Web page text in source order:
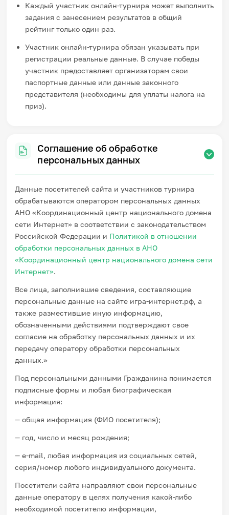
Каждый участник онлайн-турнира может выполнить
задания с занесением результатов в общий
рейтинг только один раз.
Участник онлайн-турнира обязан указывать при
регистрации реальные данные. В случае победы
участник предоставляет организаторам свои
паспортные данные или данные законного
представителя (необходимы для уплаты налога на
приз).
Соглашение об обработке
персональных данных
Данные посетителей сайта и участников турнира
обрабатываются оператором персональных данных
АНО «Координационный центр национального домена
сети Интернет» в соответствии с законодательством
Российской Федерации и Политикой в отношении
обработки персональных данных в АНО
«Координационный центр национального домена сети
Интернет».
Все лица, заполнившие сведения, составляющие
персональные данные на сайте игра-интернет.рф, а
также разместившие иную информацию,
обозначенными действиями подтверждают свое
согласие на обработку персональных данных и их
передачу оператору обработки персональных
данных.»
Под персональными данными Гражданина понимается
подписные формы и любая биографическая
информация:
— общая информация (ФИО посетителя);
— год, число и месяц рождения;
— e-mail, любая информация из социальных сетей,
серия/номер любого индивидуального документа.
Посетители сайта направляют свои персональные
данные оператору в целях получения какой-либо
необходимой посетителю информации,